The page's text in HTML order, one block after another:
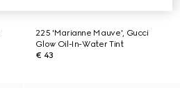
225 'Marianne Mauve', Gucci
Glow Oil-In-Water Tint
€ 43